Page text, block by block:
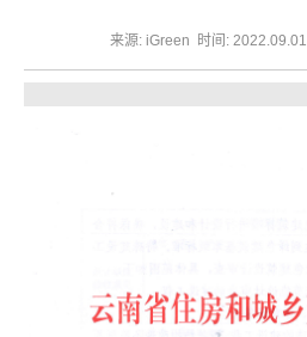
来源: iGreen 时间: 2022.09.01